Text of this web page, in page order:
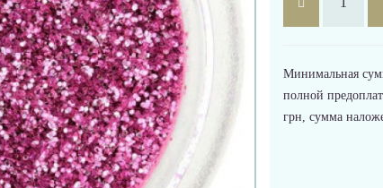
Минимальная
полной
грн, сумма